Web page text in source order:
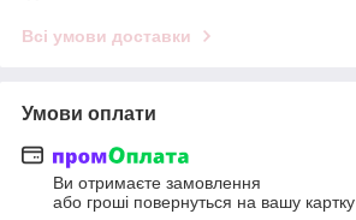
Всі умови доставки
Умови оплати
Ви отримаєте замовлення
або гроші повернуться на вашу картку